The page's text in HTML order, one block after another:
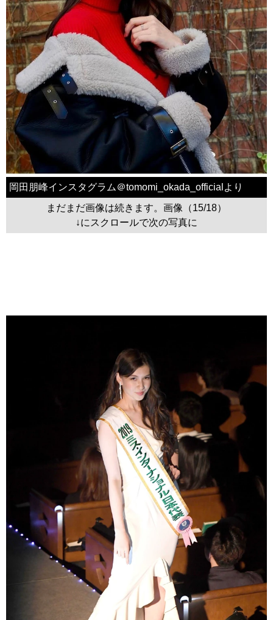
岡田朋峰インスタグラム＠tomomi_okada_officialより
まだまだ画像は続きます。画像（15/18）
↓にスクロールで次の写真に